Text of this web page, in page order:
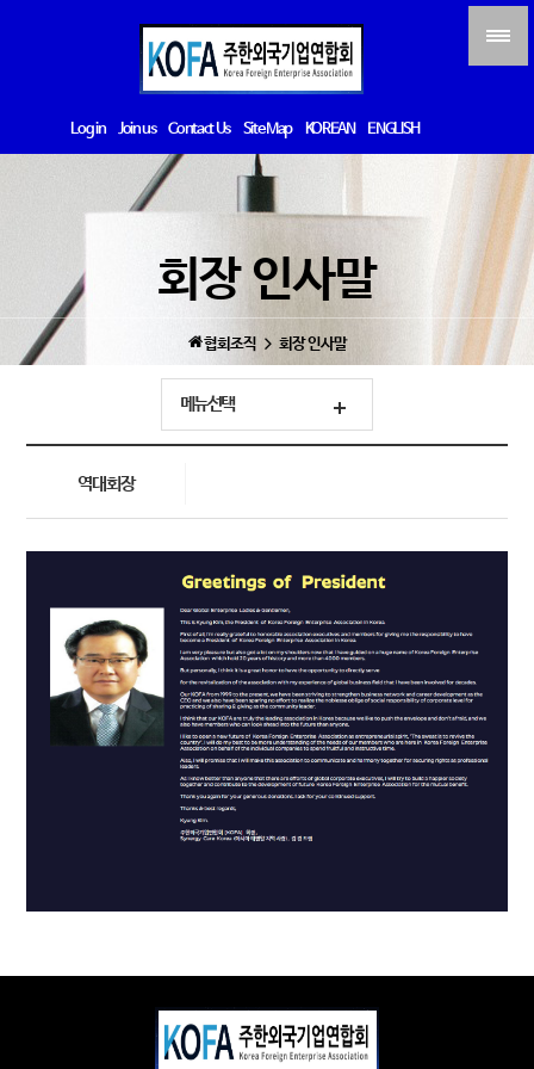
Log in Join us Contact Us Site Map KOREAN ENGLISH
회장 인사말
협회조직 회장 인사말
메뉴선택
역대회장